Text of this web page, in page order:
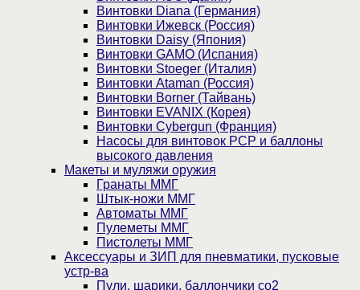
Винтовки Diana (Германия)
Винтовки Ижевск (Россия)
Винтовки Daisy (Япония)
Винтовки GAMO (Испания)
Винтовки Stoeger (Италия)
Винтовки Ataman (Россия)
Винтовки Borner (Тайвань)
Винтовки EVANIX (Корея)
Винтовки Cybergun (Франция)
Насосы для винтовок PCP и баллоны
высокого давления
Макеты и муляжи оружия
Гранаты ММГ
Штык-ножи ММГ
Автоматы ММГ
Пулеметы ММГ
Пистолеты ММГ
Аксессуары и ЗИП для пневматики, пусковые
устр-ва
Пули, шарики, баллончики со2